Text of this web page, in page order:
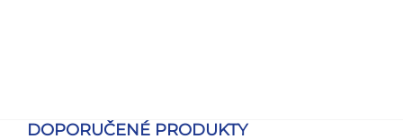
DOPORUČENÉ PRODUKTY